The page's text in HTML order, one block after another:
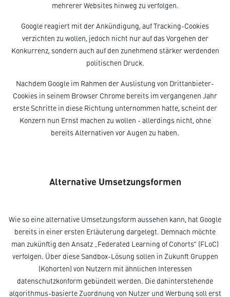
mehrerer Websites hinweg zu verfolgen.
Google reagiert mit der Ankündigung, auf Tracking-Cookies
verzichten zu wollen, jedoch nicht nur auf das Vorgehen der
Konkurrenz, sondern auch auf den zunehmend stärker werdenden
politischen Druck.
Nachdem Google im Rahmen der Auslistung von Drittanbieter-
Cookies in seinem Browser Chrome bereits im vergangenen Jahr
erste Schritte in diese Richtung unternommen hatte, scheint der
Konzern nun Ernst machen zu wollen - allerdings nicht, ohne
bereits Alternativen vor Augen zu haben.
Alternative Umsetzungsformen
Wie so eine alternative Umsetzungsform aussehen kann, hat Google
bereits in einer ersten Erläuterung dargelegt. Demnach möchte
man zukünftig den Ansatz „Federated Learning of Cohorts“ (FLoC)
verfolgen. Über diese Sandbox-Lösung sollen in Zukunft Gruppen
(Kohorten) von Nutzern mit ähnlichen Interessen
datenschutzkonform gebündelt werden. Die dahinterstehende
algorithmus-basierte Zuordnung von Nutzer und Werbung soll erst